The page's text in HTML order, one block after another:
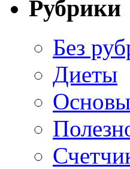
Рубрики
Без
Диеты
Основы